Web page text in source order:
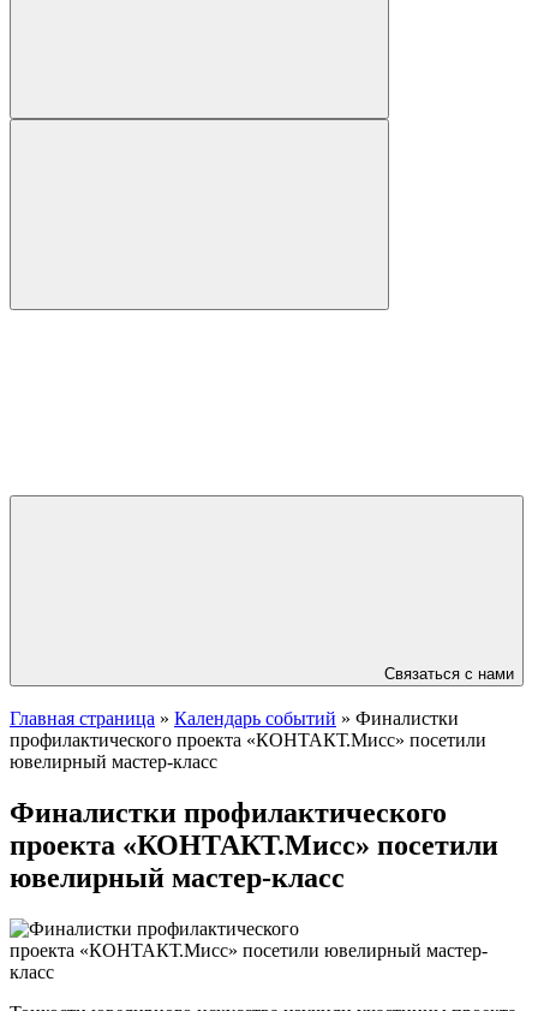
Связаться с нами
Главная страница » Календарь событий » Финалистки
профилактического проекта «КОНТАКТ.Мисс» посетили
ювелирный мастер-класс
Финалистки профилактического
проекта «КОНТАКТ.Мисс» посетили
ювелирный мастер-класс